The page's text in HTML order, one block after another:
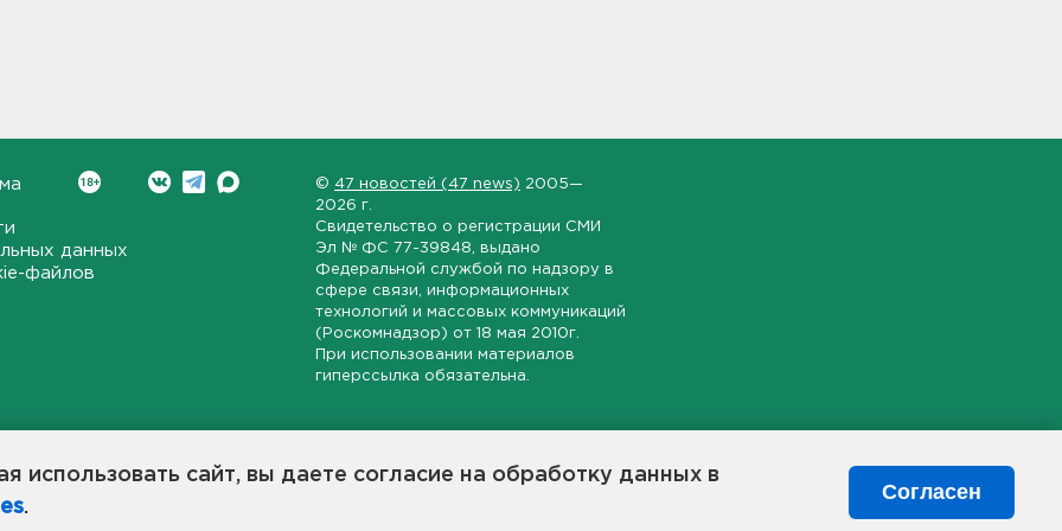
использовать сайт, вы даете согласие на обработку данных в
.
Согласен
данных
файлов
© 47 новостей (47 news) 2005—
2026 г.
Свидетельство о регистрации СМИ
Эл № ФС 77-39848 , выдано
Федеральной службой по надзору в
сфере связи, информационных
технологий и массовых коммуникаций
(Роскомнадзор) от 18 мая 2010г.
При использовании материалов
гиперссылка обязательна.
области, экономической и инвестиционной активности в регионе.
станет популярной и конструктивной площадкой для свободного
в 47-м регионе России.